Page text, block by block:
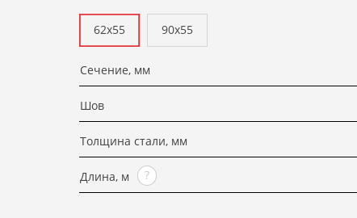
62x55 90x55
Сечение, мм
Шов
Толщина стали, мм
Длина, м ?